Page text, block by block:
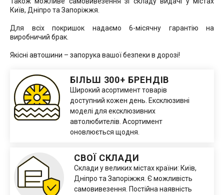
Київ, Дніпро та Запоріжжя.
Для всіх покришок надаємо 6-місячну гарантію на
виробничий брак.
Якісні автошини – запорука вашої безпеки в дорозі!
БІЛЬШ 300+ БРЕНДІВ
Широкий асортимент товарів
доступний кожен день. Ексклюзивні
моделі для ексклюзивних
автолюбителів. Асортимент
оновлюється щодня.
СВОЇ СКЛАДИ
Склади у великих містах країни: Київ,
Дніпро та Запоріжжя. Є можливість
самовивезення. Постійна наявність